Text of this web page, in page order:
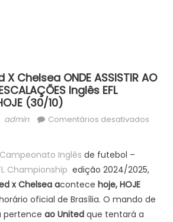
Chelsea ONDE ASSISTIR AO
Inglês EFL
(30/10)
Author
admin Comentários desativadosem
Campeonato Inglês de futebol –
Championship edição 2024/2025,
x Chelsea acontece hoje, HOJE
oficial de Brasília. O mando de
pertence ao United que tentará a